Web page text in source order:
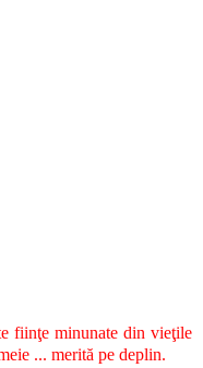
fiinţe minunate din vieţile
... merită pe deplin.